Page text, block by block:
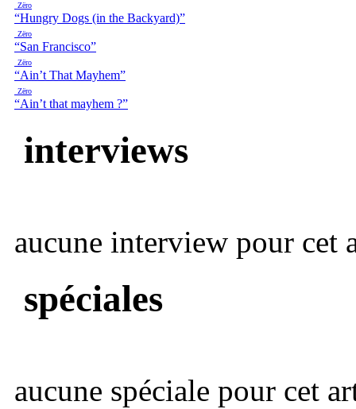
Zëro
“Hungry Dogs (in the Backyard)”
Zëro
“San Francisco”
Zëro
“Ain’t That Mayhem”
Zëro
“Ain’t that mayhem ?”
interviews
aucune interview pour cet
spéciales
aucune spéciale pour cet